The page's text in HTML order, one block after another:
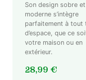
Son design sobre et
moderne s’intègre
parfaitement à tout
d’espace, que ce
votre maison ou en
extérieur.
28,99 €